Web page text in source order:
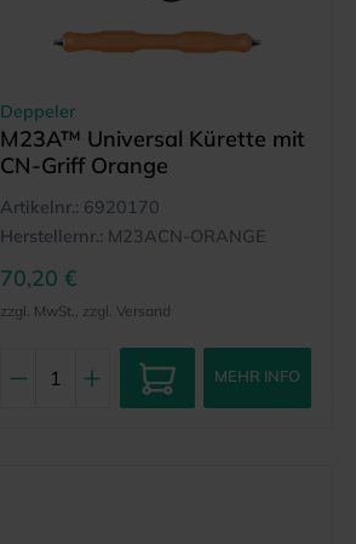
Deppeler
M23A™ Universal Kürette mit
CN-Griff Orange
Artikelnr.: 6920170
Herstellernr.: M23ACN-ORANGE
70,20 €
zzgl. MwSt., zzgl. Versand
MEHR INFO